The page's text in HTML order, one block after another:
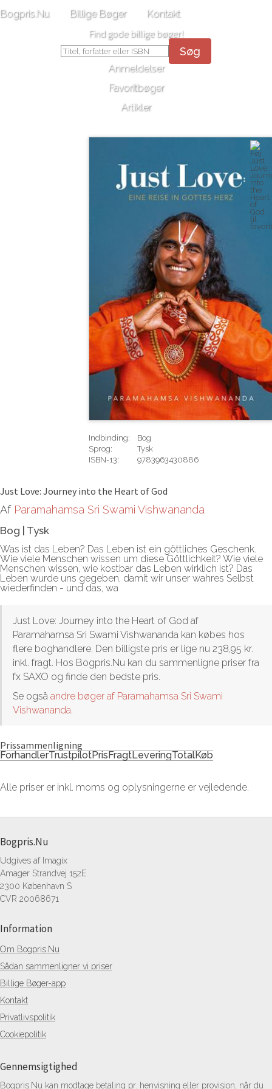
Bogpris.Nu Billige Bøger Kontakt
Find gode billige bøger!
Søg
Anmeldelser
Favoritbøger
Artikler
Indbinding:
Bog
Sprog:
Tysk
ISBN-13:
9783963430886
Just Love: Journey into the Heart of God
Af Paramahamsa Sri Swami Vishwananda
Bog Tysk
Was ist das Leben? Das Leben ist ein göttliches Geschenk.
Wie viele Menschen wissen um diese Göttlichkeit? Wie viele
Menschen wissen, wie kostbar das Leben wirklich ist? Das
Leben wurde uns gegeben, damit wir unser wahres Selbst
wiederfinden - und das, wa
Just Love: Journey into the Heart of God af
Paramahamsa Sri Swami Vishwananda kan købes hos
flere boghandlere. Den billigste pris er lige nu 238,95 kr.
inkl. fragt. Hos Bogpris.Nu kan du sammenligne priser fra
fx SAXO og finde den bedste pris.
Se også andre bøger af Paramahamsa Sri Swami
Vishwananda.
Prissammenligning
ForhandlerTrustpilotPrisFragtLeveringTotalKøb
Alle priser er inkl. moms og oplysningerne er vejledende.
Bogpris.Nu
Udgives af Imagix
Amager Strandvej 152E
2300 København S
CVR 20068671
Information
Om Bogpris.Nu
Sådan sammenligner vi priser
Billige Bøger-app
Kontakt
Privatlivspolitik
Cookiepolitik
Gennemsigtighed
Bogpris.Nu kan modtage betaling pr. henvisning eller provision, når du